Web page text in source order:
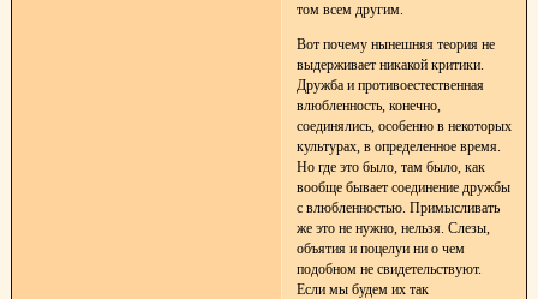
том всем другим.
Вот почему нынешняя теория не
выдерживает никакой критики.
Дружба и противоестественная
влюбленность, конечно,
соединялись, особенно в некоторых
культурах, в определенное время.
Но где это было, там было, как
вообще бывает соединение дружбы
с влюбленностью. Примысливать
же это не нужно, нельзя. Слезы,
объятия и поцелуи ни о чем
подобном не свидетельствуют.
Если мы будем их так